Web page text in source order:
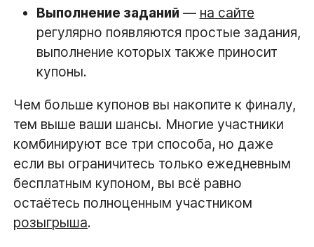
Выполнение заданий — на сайте
регулярно появляются простые задания,
выполнение которых также приносит
купоны.
Чем больше купонов вы накопите к финалу,
тем выше ваши шансы. Многие участники
комбинируют все три способа, но даже
если вы ограничитесь только ежедневным
бесплатным купоном, вы всё равно
остаётесь полноценным участником
розыгрыша.